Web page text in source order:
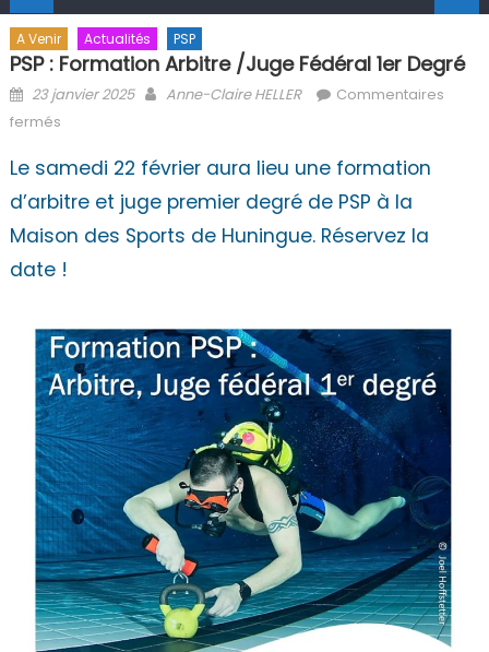
A Venir Actualités PSP
PSP : Formation Arbitre /juge Fédéral 1er Degré
Posted on
23 janvier 2025 Author
Anne-Claire HELLER
Commentaires
fermés
Le samedi 22 février aura lieu une formation
d’arbitre et juge premier degré de PSP à la
Maison des Sports de Huningue. Réservez la
date !